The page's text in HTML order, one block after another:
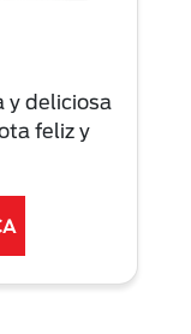
y deliciosa
feliz y